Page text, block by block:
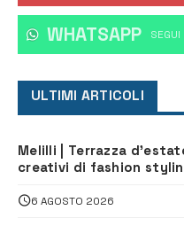
WHATSAPP
ULTIMI ARTICOLI
Melilli | Terrazza
creativi di fashion
iscriversi
6 AGOSTO 2026